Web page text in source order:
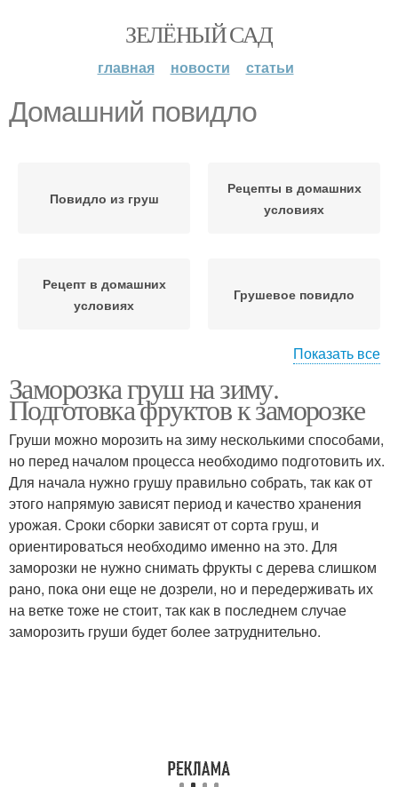
ЗЕЛЁНЫЙ САД
главная новости статьи
Домашний повидло
Повидло из груш
Рецепты в домашних
условиях
Рецепт в домашних
условиях
Грушевое повидло
Повидло из яблок
Показать все
Заморозка груш на зиму.
Подготовка фруктов к заморозке
Груши можно морозить на зиму несколькими способами,
но перед началом процесса необходимо подготовить их.
Для начала нужно грушу правильно собрать, так как от
этого напрямую зависят период и качество хранения
урожая. Сроки сборки зависят от сорта груш, и
ориентироваться необходимо именно на это. Для
заморозки не нужно снимать фрукты с дерева слишком
рано, пока они еще не дозрели, но и передерживать их
на ветке тоже не стоит, так как в последнем случае
заморозить груши будет более затруднительно.